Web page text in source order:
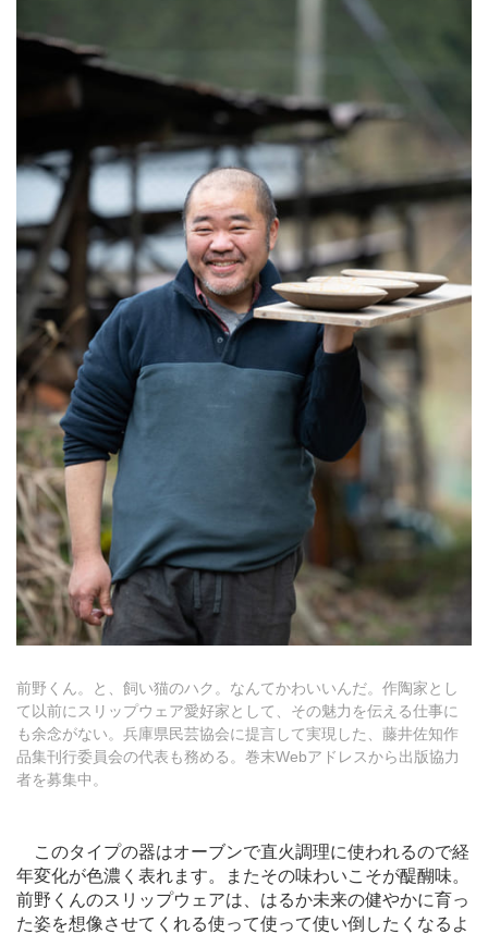
前野くん。と、飼い猫のハク。なんてかわいいんだ。作陶家とし
て以前にスリップウェア愛好家として、その魅力を伝える仕事に
も余念がない。兵庫県民芸協会に提言して実現した、藤井佐知作
品集刊行委員会の代表も務める。巻末Webアドレスから出版協力
者を募集中。
このタイプの器はオーブンで直火調理に使われるので経
年変化が色濃く表れます。またその味わいこそが醍醐味。
前野くんのスリップウェアは、はるか未来の健やかに育っ
た姿を想像させてくれる使って使って使い倒したくなるよ